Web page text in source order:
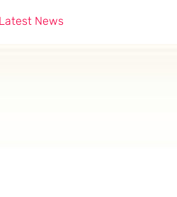
Latest News